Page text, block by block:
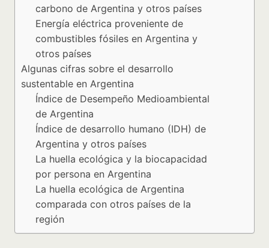
carbono de Argentina y otros países
Energía eléctrica proveniente de
combustibles fósiles en Argentina y
otros países
Algunas cifras sobre el desarrollo
sustentable en Argentina
Índice de Desempeño Medioambiental
de Argentina
Índice de desarrollo humano (IDH) de
Argentina y otros países
La huella ecológica y la biocapacidad
por persona en Argentina
La huella ecológica de Argentina
comparada con otros países de la
región